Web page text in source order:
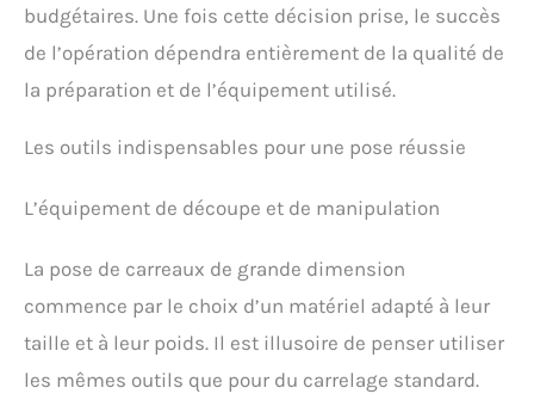
budgétaires. Une fois cette décision prise, le succès
de l’opération dépendra entièrement de la qualité de
la préparation et de l’équipement utilisé.
Les outils indispensables pour une pose réussie
L’équipement de découpe et de manipulation
La pose de carreaux de grande dimension
commence par le choix d’un matériel adapté à leur
taille et à leur poids. Il est illusoire de penser utiliser
les mêmes outils que pour du carrelage standard.